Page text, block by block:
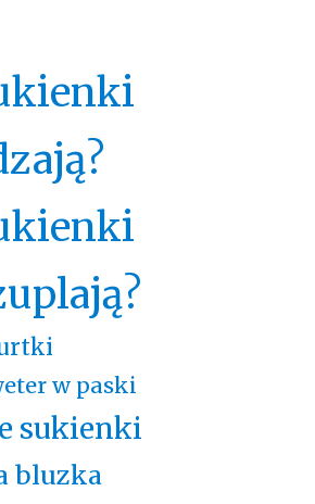
w paski
sukienki
bluzka